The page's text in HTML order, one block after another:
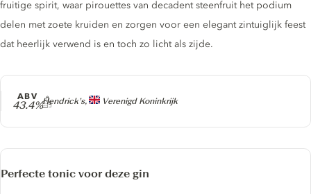
Producer
Hendrick’s, Verenigd Koninkrijk
ABV
43.4%
fruitige spirit, waar pirouettes van decadent steenfruit het podium
delen met zoete kruiden en zorgen voor een elegant zintuiglijk feest
dat heerlijk verwend is en toch zo licht als zijde.
Perfecte tonic voor deze gin